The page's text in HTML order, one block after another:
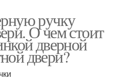
ручку
О чем стоит
дверной
двери?